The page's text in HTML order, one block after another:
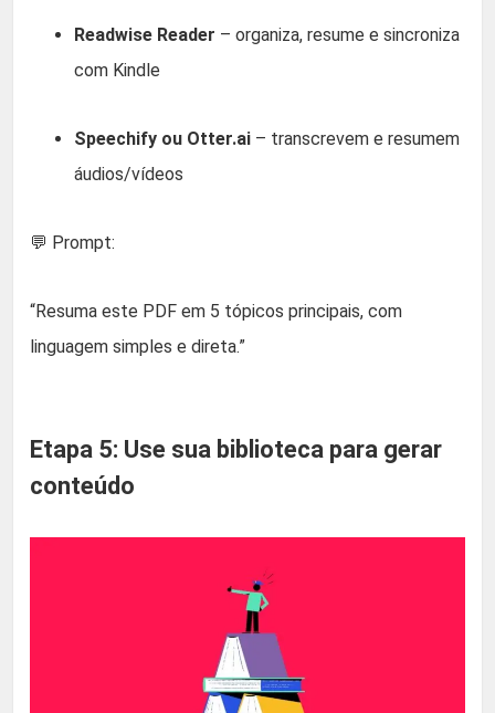
Readwise Reader – organiza, resume e sincroniza
com Kindle
Speechify ou Otter.ai – transcrevem e resumem
áudios/vídeos
💬 Prompt:
“Resuma este PDF em 5 tópicos principais, com
linguagem simples e direta.”
Etapa 5: Use sua biblioteca para gerar
conteúdo